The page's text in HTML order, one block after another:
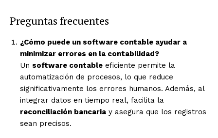
Preguntas frecuentes
¿Cómo puede un software contable ayudar a
minimizar errores en la contabilidad?
Un software contable eficiente permite la
automatización de procesos, lo que reduce
significativamente los errores humanos. Además, al
integrar datos en tiempo real, facilita la
reconciliación bancaria y asegura que los registros
sean precisos.